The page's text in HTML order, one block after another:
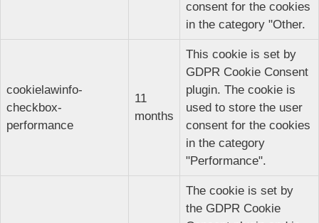
consent for the cookies
in the category "Other.
cookielawinfo-
checkbox-
performance
11
months
This cookie is set by
GDPR Cookie Consent
plugin. The cookie is
used to store the user
consent for the cookies
in the category
"Performance".
The cookie is set by
the GDPR Cookie